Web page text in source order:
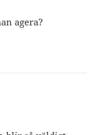
agera?